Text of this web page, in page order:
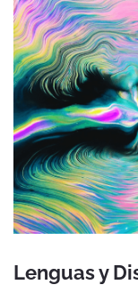
Lenguas y